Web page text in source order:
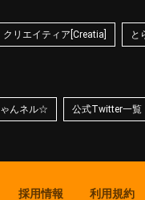
クリエイティア[Creatia] と
んネル☆ 公式Twitter一覧
採用情報 利用規約